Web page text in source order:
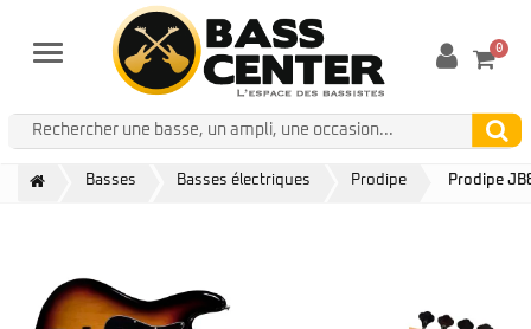
Menu 0
Basses Basses électriques Prodipe Prodipe